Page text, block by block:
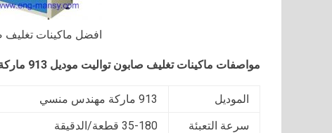
افضل ماكينات تغليف
مواصفات ماكينات تغليف صابون تواليت موديل 913 ماركة مهندس منسي
الموديل
913 ماركة مهندس منسي
سرعة التعبئة
35-180 قطعة/الدقيقة